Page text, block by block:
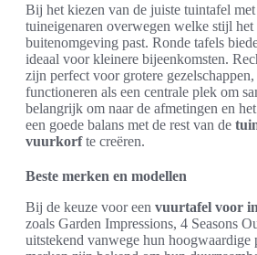
Bij het kiezen van de juiste tuintafel
tuineigenaren overwegen welke stijl het
buitenomgeving past. Ronde tafels
ideaal voor kleinere bijeenkomsten.
zijn perfect voor grotere
functioneren als een centrale plek om
belangrijk om naar de afmetingen en
een goede balans met de rest van de
vuurkorfte creëren.
Beste merken en modellen
Bij de keuze voor een vuurtafel voor
zoals Garden Impressions, 4 Seasons
uitstekend vanwege hun hoogwaardige